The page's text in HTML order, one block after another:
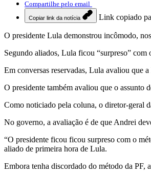
Compartilhe pelo email
Copiar link da notícia Link copiado
O presidente Lula demonstrou incômodo,
Segundo aliados, Lula ficou “surpreso”
Em conversas reservadas, Lula avaliou que
O presidente também avaliou que o assunto
Como noticiado pela coluna, o diretor-geral
No governo, a avaliação é de que Andrei
“O presidente ficou ficou surpreso com o
aliado de primeira hora de Lula.
Embora tenha discordado do método da PF,